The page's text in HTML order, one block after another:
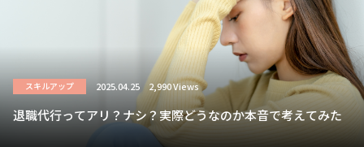
スキルアップ 2025.04.25 2,990 Views
退職代行ってアリ？ナシ？実際どうなのか本音で考えてみた